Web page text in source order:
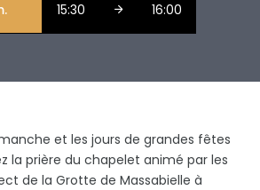
15:30 16:00
et les jours de grandes fêtes
la prière du chapelet animé par les
de la Grotte de Massabielle à